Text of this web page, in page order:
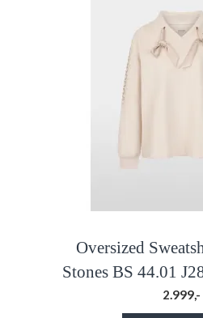
Oversized
Stones BS 44.01
2.999,-